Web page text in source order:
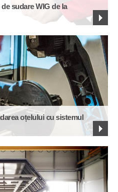
sudare WIG de la
oțelului cu sistemul